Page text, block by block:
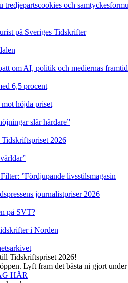
tredjepartscookies och
på Sveriges Tidskrifter
om AI, politik och mediernas framtid
6,5 procent
höjda priset
slår hårdare”
2026
”Fördjupande livsstilsmagasin
journalistpriser 2026
på SVT?
i Norden
Tidskriftspriset 2026!
Lyft fram det bästa ni gjort
HÄR